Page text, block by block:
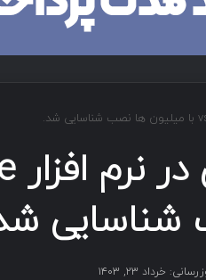
شناسایی
خرداد ۲۳, ۱۴۰۳